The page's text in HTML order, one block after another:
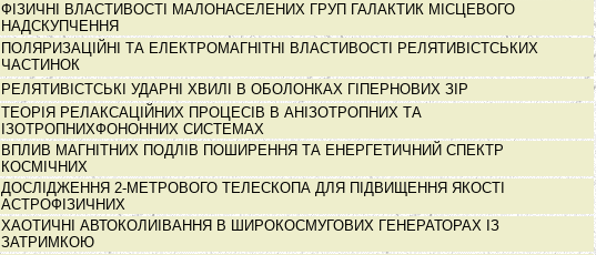
ФІЗИЧНІ ВЛАСТИВОСТІ МАЛОНАСЕЛЕНИХ ГРУП ГАЛАКТИК МІСЦЕВОГО
НАДСКУПЧЕННЯ
ПОЛЯРИЗАЦІЙНІ ТА ЕЛЕКТРОМАГНІТНІ ВЛАСТИВОСТІ РЕЛЯТИВІСТСЬКИХ
ЧАСТИНОК
РЕЛЯТИВІСТСЬКІ УДАРНІ ХВИЛІ В ОБОЛОНКАХ ГІПЕРНОВИХ ЗІР
ТЕОРІЯ РЕЛАКСАЦІЙНИХ ПРОЦЕСІВ В АНІЗОТРОПНИХ ТА
ІЗОТРОПНИХФОНОННИХ СИСТЕМАХ
ВПЛИВ МАГНІТНИХ ПОДЛІВ ПОШИРЕННЯ ТА ЕНЕРГЕТИЧНИЙ СПЕКТР
КОСМІЧНИХ
ДОСЛІДЖЕННЯ 2-МЕТРОВОГО ТЕЛЕСКОПА ДЛЯ ПІДВИЩЕННЯ ЯКОСТІ
АСТРОФІЗИЧНИХ
ХАОТИЧНІ АВТОКОЛИІВАННЯ В ШИРОКОСМУГОВИХ ГЕНЕРАТОРАХ ІЗ
ЗАТРИМКОЮ